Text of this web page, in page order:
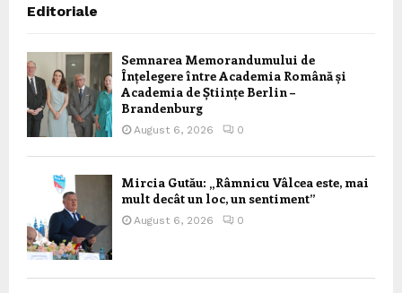
Editoriale
Semnarea Memorandumului de
Înțelegere între Academia Română și
Academia de Științe Berlin –
Brandenburg
August 6, 2026 0
Mircia Gutău: „Râmnicu Vâlcea este, mai
mult decât un loc, un sentiment”
August 6, 2026 0